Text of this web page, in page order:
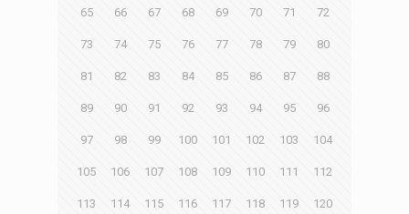
65 66 67 68 69 70 71 72
73 74 75 76 77 78 79 80
81 82 83 84 85 86 87 88
89 90 91 92 93 94 95 96
97 98 99 100 101 102 103 104
105 106 107 108 109 110 111 112
113 114 115 116 117 118 119 120